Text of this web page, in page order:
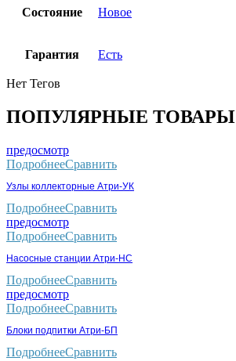
Состояние Новое
Гарантия Есть
Нет Тегов
ПОПУЛЯРНЫЕ ТОВАРЫ
предосмотр
ПодробнееСравнить
Узлы коллекторные Атри-УК
ПодробнееСравнить
предосмотр
ПодробнееСравнить
Насосные станции Атри-НС
ПодробнееСравнить
предосмотр
ПодробнееСравнить
Блоки подпитки Атри-БП
ПодробнееСравнить